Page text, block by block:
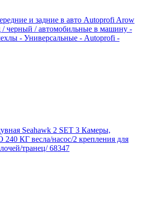
и задние в авто Autoprofi Arow
/ черный / автомобильные в машину -
- Универсальные - Autoprofi -
Seahawk 2 SET 3 Камеры,
КГ весла/насос/2 крепления для
транец/ 68347